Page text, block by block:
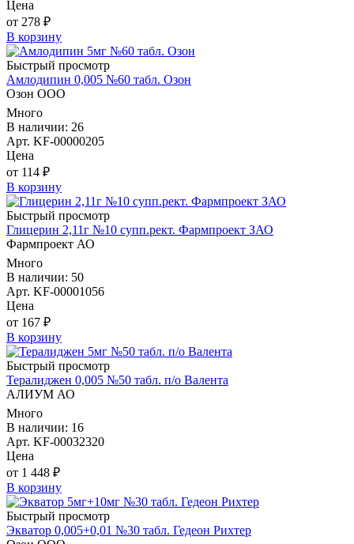
Цена
от 278 ₽
В корзину
Быстрый просмотр
Амлодипин 0,005 №60 табл. Озон
Озон ООО
Много
В наличии: 26
Арт. KF-00000205
Цена
от 114 ₽
В корзину
Быстрый просмотр
Глицерин 2,11г №10 супп.рект. Фармпроект ЗАО
Фармпроект АО
Много
В наличии: 50
Арт. KF-00001056
Цена
от 167 ₽
В корзину
Быстрый просмотр
Тералиджен 0,005 №50 табл. п/о Валента
АЛИУМ АО
Много
В наличии: 16
Арт. KF-00032320
Цена
от 1 448 ₽
В корзину
Быстрый просмотр
Экватор 0,005+0,01 №30 табл. Гедеон Рихтер